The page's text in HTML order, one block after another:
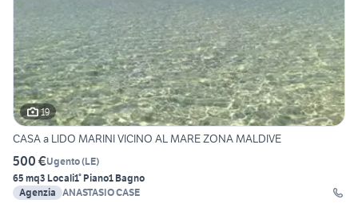
19
CASA a LIDO MARINI VICINO AL MARE ZONA MALDIVE
500 €Ugento(LE)
65 mq3 Locali1° Piano1 Bagno
Agenzia ANASTASIO CASE